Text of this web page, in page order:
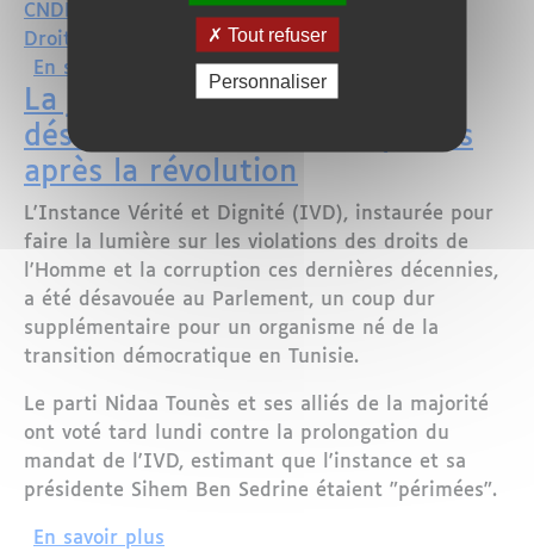
CNDH
Droits de l'Homme
En savoir plus
sur France : La communauté
La justice transitionnelle
désavouée en Tunisie, sept ans
après la révolution
L'Instance Vérité et Dignité (IVD), instaurée pour
faire la lumière sur les violations des droits de
l'Homme et la corruption ces dernières décennies,
a été désavouée au Parlement, un coup dur
supplémentaire pour un organisme né de la
transition démocratique en Tunisie.
Le parti Nidaa Tounès et ses alliés de la majorité
ont voté tard lundi contre la prolongation du
mandat de l'IVD, estimant que l'instance et sa
présidente Sihem Ben Sedrine étaient "périmées".
En savoir plus
Tout refuser
Personnaliser